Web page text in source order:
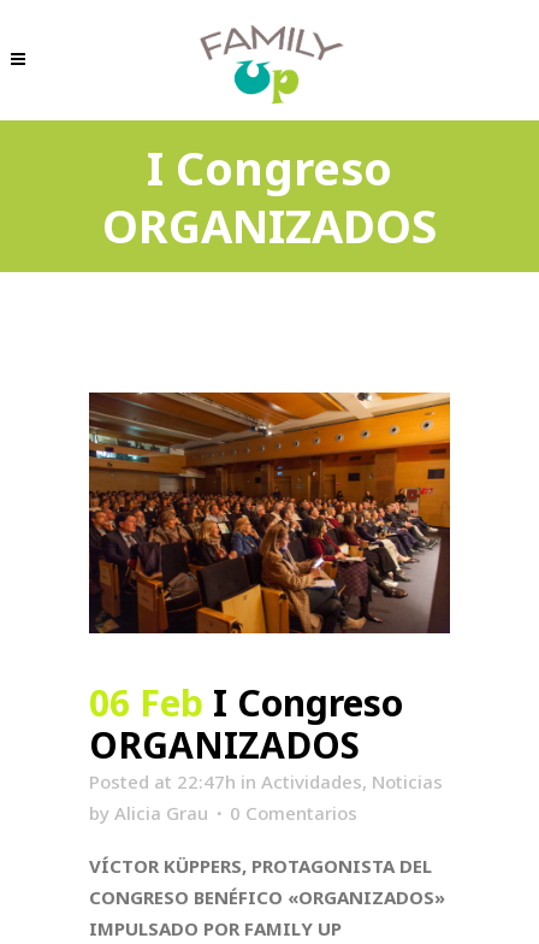
I Congreso
ORGANIZADOS
06 Feb I Congreso
ORGANIZADOS
Posted at 22:47h in Actividades, Noticias
by Alicia Grau 0 Comentarios
VÍCTOR KÜPPERS, PROTAGONISTA DEL
CONGRESO BENÉFICO «ORGANIZADOS»
IMPULSADO POR FAMILY UP